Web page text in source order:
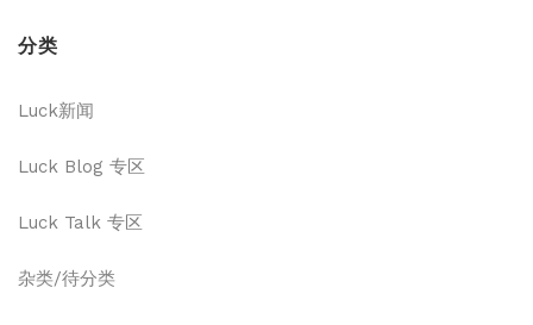
分类
Luck新闻
Luck Blog 专区
Luck Talk 专区
杂类/待分类